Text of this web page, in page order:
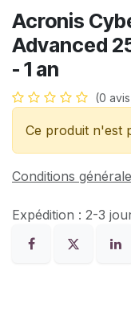
Acronis
Advanced
- 1 an
(0
Ce produit n'est
Conditions
Expédition : 2-3